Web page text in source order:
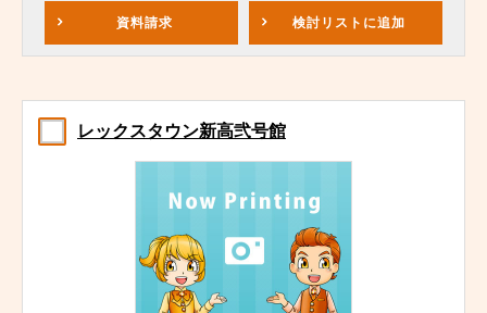
資料請求 検討リスト に追加
レックスタウン新高弐号館